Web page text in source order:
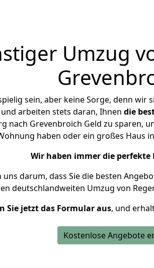
Umzug
sein, aber keine Sorge, denn wir
und arbeiten stets daran, Ihnen die
nach Grevenbroich Geld zu sparen,
haben oder ein großes Haus
Wir haben immer die perfekte
darum, dass Sie die besten
deutschlandweiten Umzug von
Sie jetzt das Formular aus, und
Kostenlose Angebote